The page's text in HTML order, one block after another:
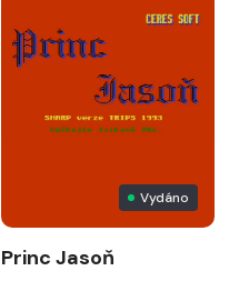
Vydáno
Princ Jasoň